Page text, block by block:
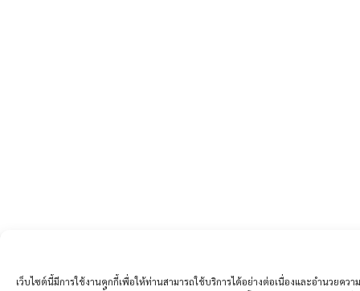
เว็บไซต์นี้มีการใช้งานคุกกี้เพื่อให้ท่านสามารถใช้บริการได้อย่างต่อเนื่องและอำนวยควา